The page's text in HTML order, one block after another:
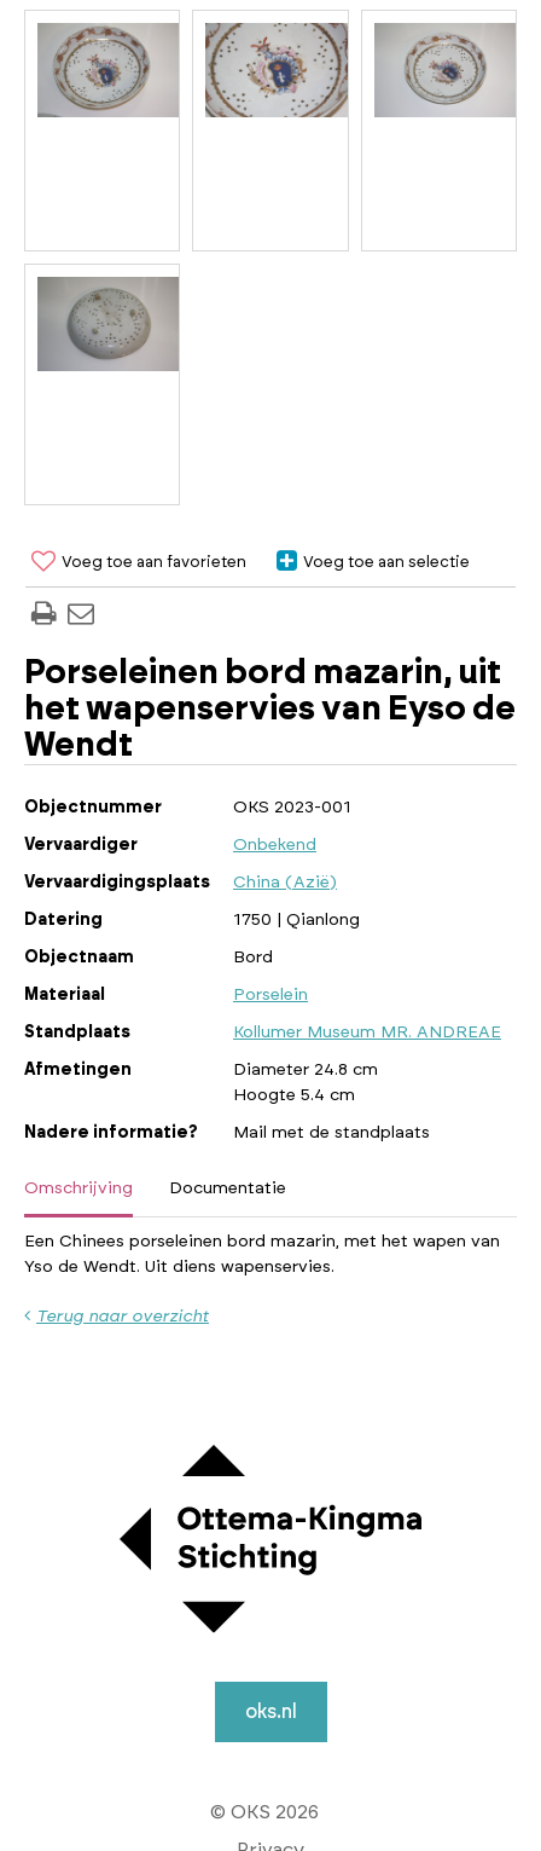
Voeg toe aan favorieten Voeg toe aan selectie
Porseleinen bord mazarin, uit
het wapenservies van Eyso de
Wendt
Objectnummer OKS 2023-001
Vervaardiger Onbekend
Vervaardigingsplaats China (Azië)
Datering 1750 | Qianlong
Objectnaam Bord
Materiaal Porselein
Standplaats Kollumer Museum MR. ANDREAE
Afmetingen
Diameter 24.8 cm
Hoogte 5.4 cm
Nadere informatie? Mail met de standplaats
Omschrijving Documentatie
Een Chinees porseleinen bord mazarin, met het wapen van
Yso de Wendt. Uit diens wapenservies.
Terug naar overzicht
oks.nl
© OKS 2026